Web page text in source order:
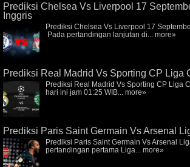
Prediksi Chelsea Vs Liverpool 17
Inggris
Prediksi Chelsea Vs Liverpool 17
Pada pertandingan lanjutan di... more»
Prediksi Real Madrid Vs Sporting CP Liga
Prediksi Real Madrid Vs Sporting CP Liga
hari ini jam 01:25 WIB... more»
Prediksi Paris Saint Germain Vs Arsenal
Prediksi Paris Saint Germain Vs Arsenal
pertandingan pertama Liga... more»